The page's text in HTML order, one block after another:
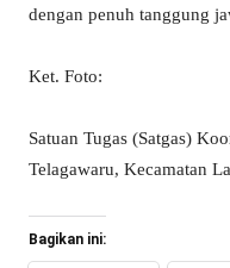
dengan penuh tanggung
Ket. Foto:
Satuan Tugas (Satgas)
Telagawaru, Kecamatan
Bagikan ini: